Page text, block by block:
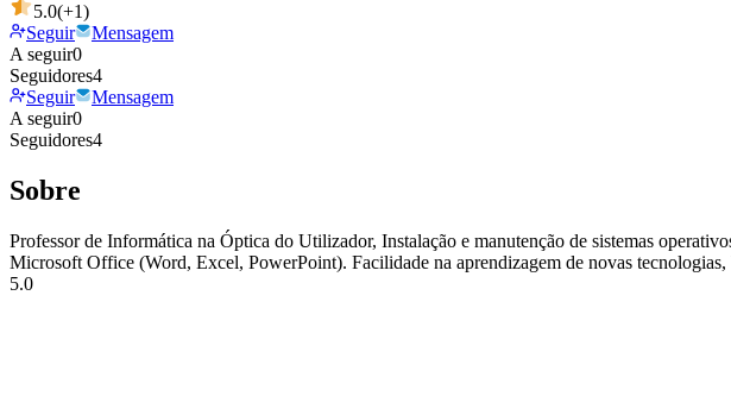
5.0(+1)
Seguir
Mensagem
A seguir0
Seguidores4
Seguir
Mensagem
A seguir0
Seguidores4
Sobre
Professor de Informática na Óptica do Utilizador, Instalação e manutenção de sistemas
Microsoft Office (Word, Excel, PowerPoint). Facilidade na aprendizagem de novas
5.0